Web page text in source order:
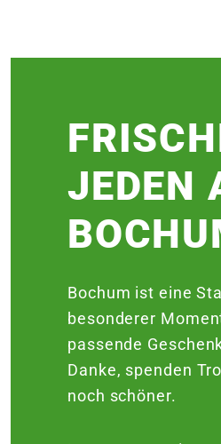
JEDEN
Bochum ist eine
besonderer
passende
Danke, spenden
noch schöner.